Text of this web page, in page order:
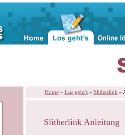
Home » Los geht's » Slitherlink »
Slitherlink Anleitung